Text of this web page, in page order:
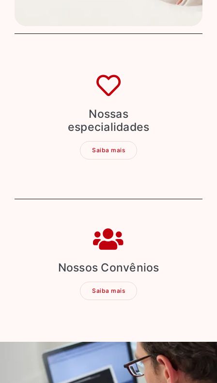
Nossas
especialidades
Saiba mais
Nossos Convênios
Saiba mais